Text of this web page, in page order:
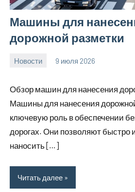
Машины для
дорожной разметки
Новости 9 июля 2026
Обзор машин для нанесения
Машины для нанесения
ключевую роль в обеспечении
дорогах. Они позволяют быстро
наносить […]
Читать далее